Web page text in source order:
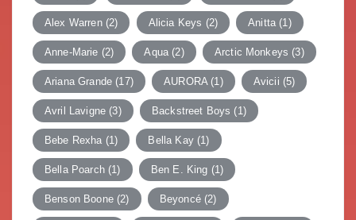
Alex Warren(2) Alicia Keys (2) Anitta (1)
Anne-Marie (2) Aqua (2) Arctic Monkeys (3)
Ariana Grande (17) AURORA(1) Avicii (5)
Avril Lavigne (3) Backstreet Boys (1)
Bebe Rexha (1) Bella Kay(1)
Bella Poarch(1) Ben E. King (1)
Benson Boone(2) Beyoncé(2)